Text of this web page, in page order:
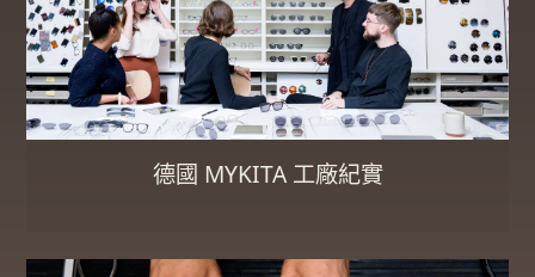
德國 MYKITA 工廠紀實